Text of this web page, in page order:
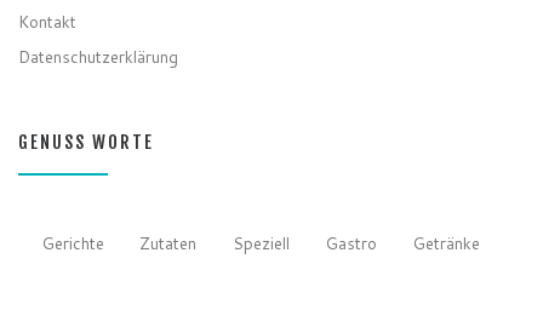
Kontakt
Datenschutzerklärung
GENUSS WORTE
Gerichte Zutaten Speziell Gastro Getränke